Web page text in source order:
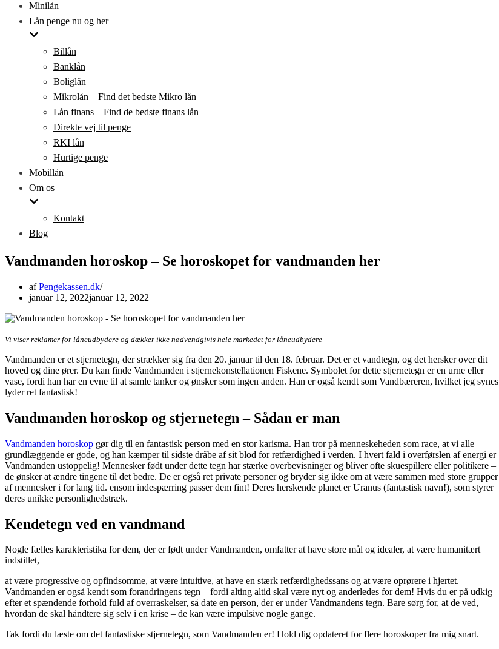
Minilån
Lån penge nu og her
Billån
Banklån
Boliglån
Mikrolån – Find det bedste Mikro lån
Lån finans – Find de bedste finans lån
Direkte vej til penge
RKI lån
Hurtige penge
Mobillån
Om os
Kontakt
Blog
Vandmanden horoskop – Se horoskopet for vandmanden her
afPengekassen.dk
januar 12, 2022januar 12, 2022
Vi viser reklamer for låneudbydere og dækker ikke nødvendgivis hele markedet for låneudbydere
Vandmanden er et stjernetegn, der strækker sig fra den 20. januar til den 18. februar. Det er et vandtegn, og det hersker over dit
hoved og dine ører. Du kan finde Vandmanden i stjernekonstellationen Fiskene. Symbolet for dette stjernetegn er en urne eller
vase, fordi han har en evne til at samle tanker og ønsker som ingen anden. Han er også kendt som Vandbæreren, hvilket jeg synes
lyder ret fantastisk!
Vandmanden horoskop og stjernetegn – Sådan er man
Vandmanden horoskop gør dig til en fantastisk person med en stor karisma. Han tror på menneskeheden som race, at vi alle
grundlæggende er gode, og han kæmper til sidste dråbe af sit blod for retfærdighed i verden. I hvert fald i overførslen af energi er
Vandmanden ustoppelig! Mennesker født under dette tegn har stærke overbevisninger og bliver ofte skuespillere eller politikere –
de ønsker at ændre tingene til det bedre. De er også ret private personer og bryder sig ikke om at være sammen med store grupper
af mennesker i for lang tid. ensom indespærring passer dem fint! Deres herskende planet er Uranus (fantastisk navn!), som styrer
deres unikke personlighedstræk.
Kendetegn ved en vandmand
Nogle fælles karakteristika for dem, der er født under Vandmanden, omfatter at have store mål og idealer, at være humanitært
indstillet,
at være progressive og opfindsomme, at være intuitive, at have en stærk retfærdighedssans og at være oprørere i hjertet.
Vandmanden er også kendt som forandringens tegn – fordi alting altid skal være nyt og anderledes for dem! Hvis du er på udkig
efter et spændende forhold fuld af overraskelser, så date en person, der er under Vandmandens tegn. Bare sørg for, at de ved,
hvordan de skal håndtere sig selv i en krise – de kan være impulsive nogle gange.
Tak fordi du læste om det fantastiske stjernetegn, som Vandmanden er! Hold dig opdateret for flere horoskoper fra mig snart.